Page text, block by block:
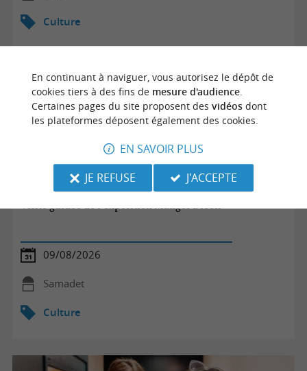
Culture
Visite guidée de l’exposition Manger à loeil
09/08/2026
Samadet
Culture
En continuant à naviguer, vous autorisez le dépôt de
cookies tiers à des fins de mesure d'audience.
Certaines pages du site proposent des vidéosdont
les plateformes déposent également des cookies.
EN SAVOIR PLUS
JE REFUSE
J'ACCEPTE